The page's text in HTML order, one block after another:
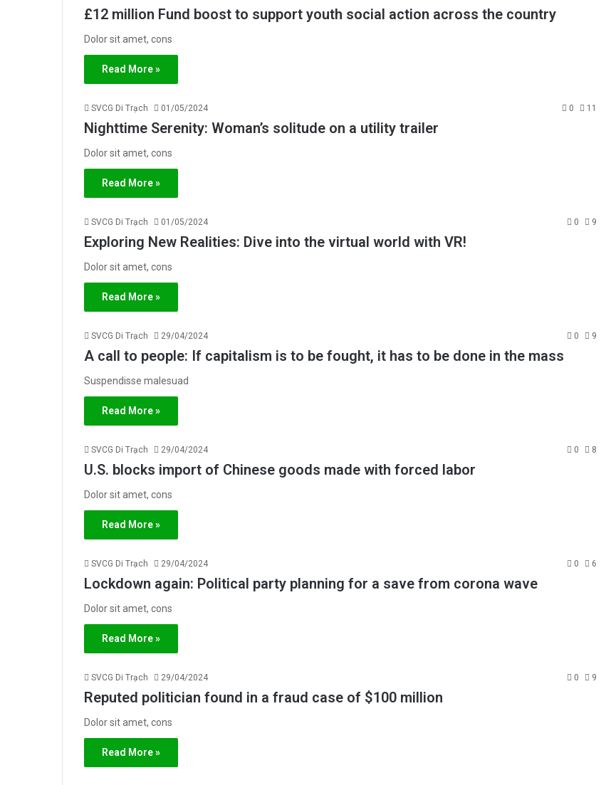
£12 million Fund boost to support youth social action across the country
Dolor sit amet, cons
Read More »
SVCG Di Trạch 01/05/2024 0 11
Nighttime Serenity: Woman’s solitude on a utility trailer
Dolor sit amet, cons
Read More »
SVCG Di Trạch 01/05/2024 0 9
Exploring New Realities: Dive into the virtual world with VR!
Dolor sit amet, cons
Read More »
SVCG Di Trạch 29/04/2024 0 9
A call to people: If capitalism is to be fought, it has to be done in the mass
Suspendisse malesuad
Read More »
SVCG Di Trạch 29/04/2024 0 8
U.S. blocks import of Chinese goods made with forced labor
Dolor sit amet, cons
Read More »
SVCG Di Trạch 29/04/2024 0 6
Lockdown again: Political party planning for a save from corona wave
Dolor sit amet, cons
Read More »
SVCG Di Trạch 29/04/2024 0 9
Reputed politician found in a fraud case of $100 million
Dolor sit amet, cons
Read More »